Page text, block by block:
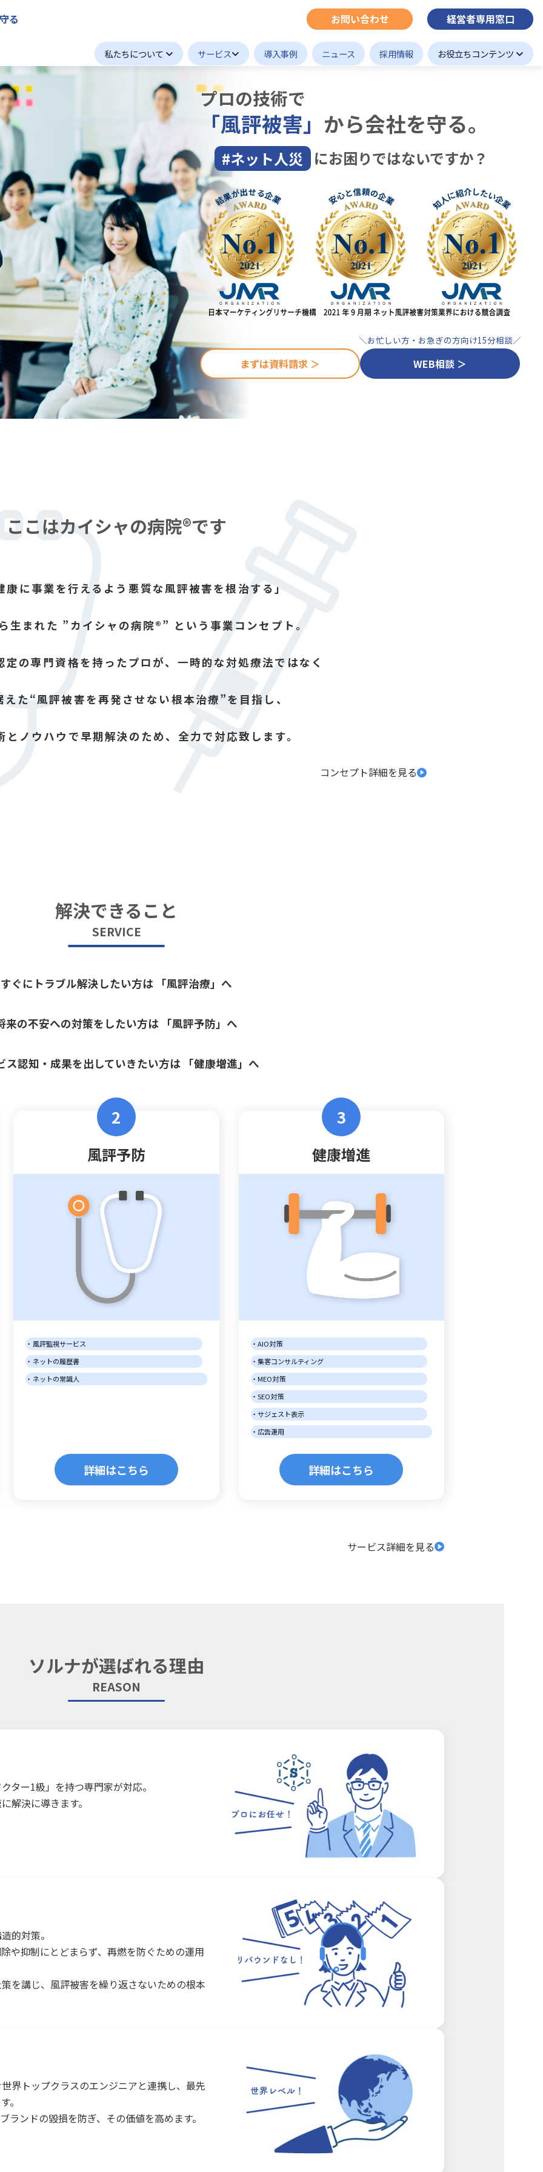
る お問い合わせ 経営者専用窓口
私たちについて サービス 導入事例 ニュース 採用情報 お役立ちコンテンツ
プロの技術で
「風評被害」 から会社を守る。
#ネット人災 にお困りではないですか？
まずは資料請求 ＞
＼お忙しい方・お急ぎの方向け15分相談／
WEB相談 ＞
ここはカイシャの病院®です
康に事業を行えるよう悪質な風評被害を根治する」
生まれた ”カイシャの病院®” という事業コンセプト。
定の専門資格を持ったプロが、一時的な対処療法ではなく
えた“風評被害を再発させない根本治療”を目指し、
とノウハウで早期解決のため、全力で対応致します。
コンセプト詳細を見る
解決できること
SERVICE
すぐにトラブル解決したい方は 「風評治療」へ
来の不安への対策をしたい方は 「風評予防」へ
ス認知・成果を出していきたい方は 「健康増進」へ
2
風評予防
風評監視サービス
ネットの履歴書
ネットの常識人
詳細はこちら
3
健康増進
AIO対策
集客コンサルティング
MEO対策
SEO対策
サジェスト表示
広告運用
詳細はこちら
サービス詳細を見る
ソルナが選ばれる理由
REASON
ター1級」を持つ専門家が対応。
解決に導きます。
的対策。
や抑制にとどまらず、再燃を防ぐための運用
を講じ、風評被害を繰り返さないための根本
界トップクラスのエンジニアと連携し、最先
。
ンドの毀損を防ぎ、その価値を高めます。